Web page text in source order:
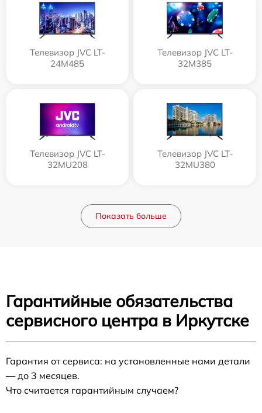
Телевизор JVC LT-
24M485
Телевизор JVC LT-
32M385
Телевизор JVC LT-
32MU208
Телевизор JVC LT-
32MU380
Показать больше
Гарантийные обязательства
сервисного центра в Иркутске
Гарантия от сервиса: на установленные нами детали
— до 3 месяцев.
Что считается гарантийным случаем?